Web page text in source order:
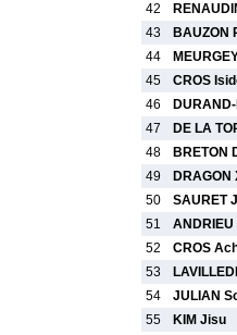
42
43
BAUZON
44
45
CROS
46
47
DE LA
48
BRETON
49
DRAGON
50
SAURET
51
52
CROS
53
54
JULIAN
55
KIM Jisu